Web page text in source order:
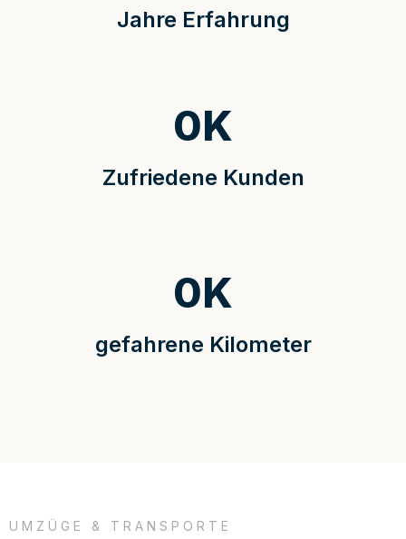
Jahre Erfahrung
Zufriedene Kunden
0K
gefahrene Kilometer
0K
UMZÜGE & TRANSPORTE